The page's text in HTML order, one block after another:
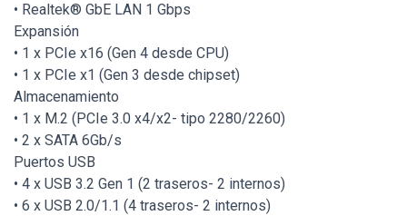
• Realtek® GbE LAN 1 Gbps
Expansión
• 1 x PCIe x16 (Gen 4 desde CPU)
• 1 x PCIe x1 (Gen 3 desde chipset)
Almacenamiento
• 1 x M.2 (PCIe 3.0 x4/x2- tipo 2280/2260)
• 2 x SATA 6Gb/s
Puertos USB
• 4 x USB 3.2 Gen 1 (2 traseros- 2 internos)
• 6 x USB 2.0/1.1 (4 traseros- 2 internos)